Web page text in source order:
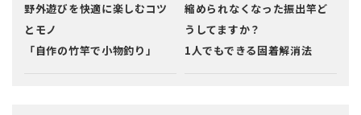
野外遊びを快適に楽しむコツ
とモノ
「自作の竹竿で小物釣り」
縮められなくなった振出竿ど
うしてますか？
1人でもできる固着解消法